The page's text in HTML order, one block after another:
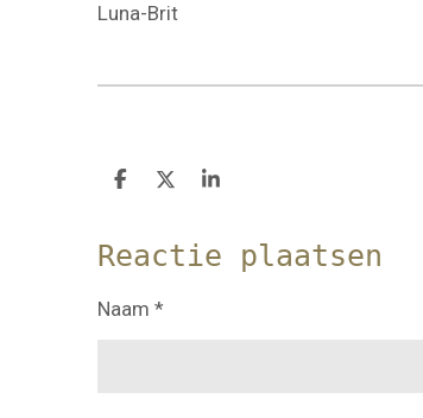
Luna-Brit
D
e
n
D
l
S
r
e
Reactie plaatsen
Naam *